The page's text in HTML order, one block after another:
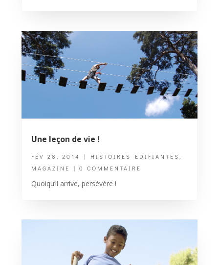
Une leçon de vie !
FÉV 28, 2014 | HISTOIRES ÉDIFIANTES
MAGAZINE
| 0 COMMENTAIRE
Quoiqu’il arrive, persévère !